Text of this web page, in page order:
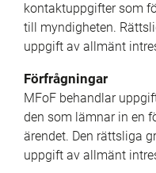
kontaktuppgifter som
till myndigheten.
uppgift av allmänt
Förfrågningar
MFoF behandlar
den som lämnar in en
ärendet. Den rättsliga
uppgift av allmänt